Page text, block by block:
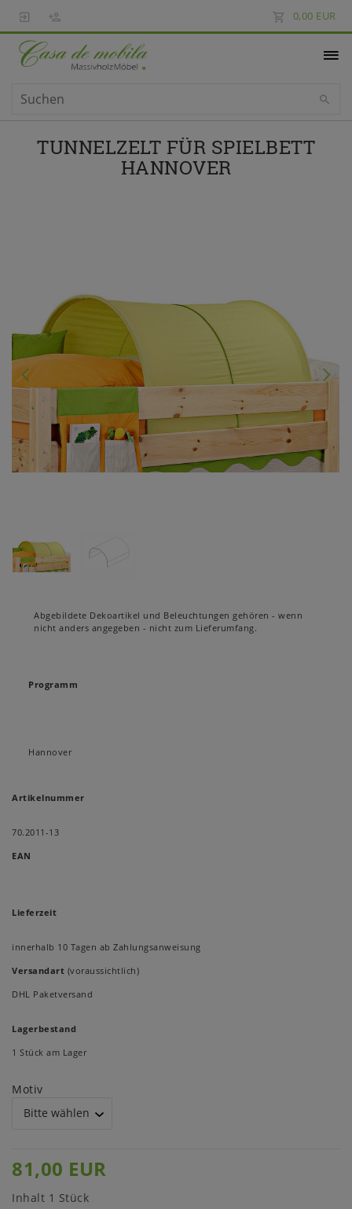
0,00 EUR
TUNNELZELT FÜR SPIELBETT
HANNOVER
Abgebildete Dekoartikel und Beleuchtungen gehören - wenn
nicht anders angegeben - nicht zum Lieferumfang.
Programm
Hannover
Artikelnummer
70.2011-13
EAN
Lieferzeit
innerhalb 10 Tagen ab Zahlungsanweisung
Versandart (voraussichtlich)
DHL Paketversand
Lagerbestand
1 Stück am Lager
Motiv
81,00 EUR
Inhalt 1 Stück